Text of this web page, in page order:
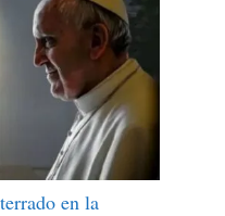
en la